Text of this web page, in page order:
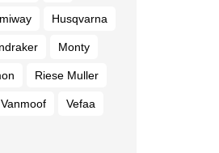
Husqvarna
Monty
Riese Muller
Vanmoof Vefaa